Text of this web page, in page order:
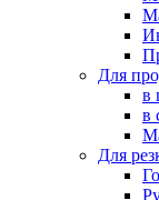
Для
в
в
Для